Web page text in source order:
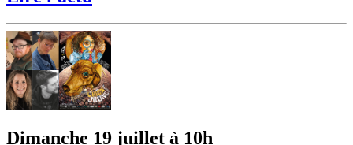
Dimanche 19 juillet à 10h